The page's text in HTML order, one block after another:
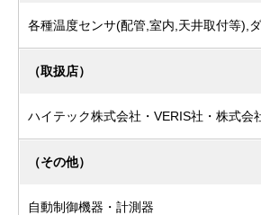
各種温度センサ(配管,室内,天井取付等),
（取扱店）
ハイテック株式会社・VERIS社・株式会
（その他）
自動制御機器・計測器